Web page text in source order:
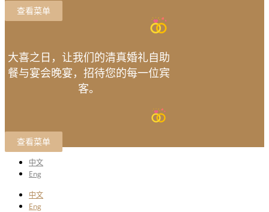
查看菜单
大喜之日，让我们的清真婚礼自助
餐与宴会晚宴，招待您的每一位宾
客。
查看菜单
中文
Eng
中文
Eng